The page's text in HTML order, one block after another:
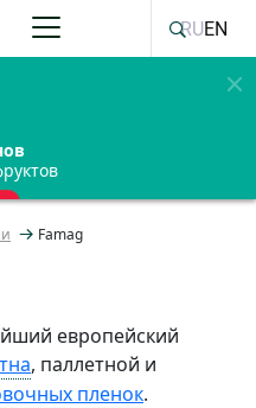
RUEN
Famag
европейский
, паллетной и
пленок.